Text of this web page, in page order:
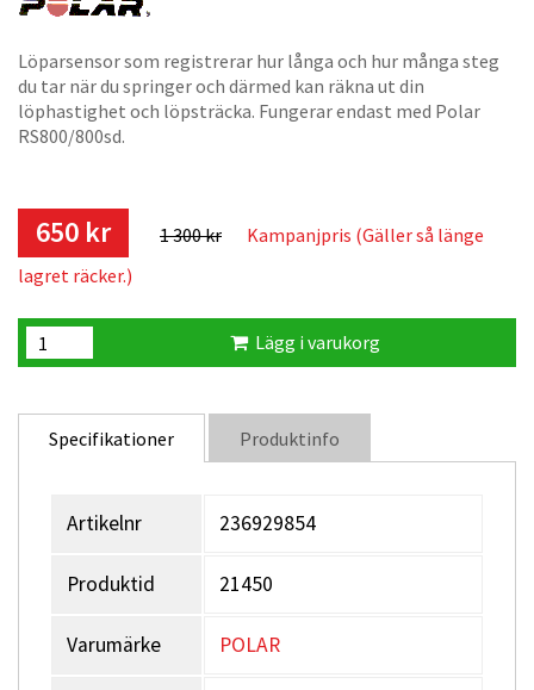
Löparsensor som registrerar hur långa och hur många steg
du tar när du springer och därmed kan räkna ut din
löphastighet och löpsträcka. Fungerar endast med Polar
RS800/800sd.
650 kr 1 300 kr
Kampanjpris (Gäller så länge
lagret räcker.)
Lägg i varukorg
Specifikationer Produktinfo
Artikelnr 236929854
Produktid 21450
Varumärke POLAR